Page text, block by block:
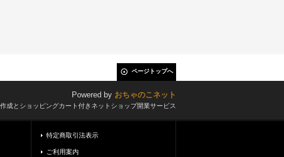
ページトップへ
Powered by おちゃのこネット
成とショッピングカート付きネットショップ開業サービス
特定商取引法表示
ご利用案内